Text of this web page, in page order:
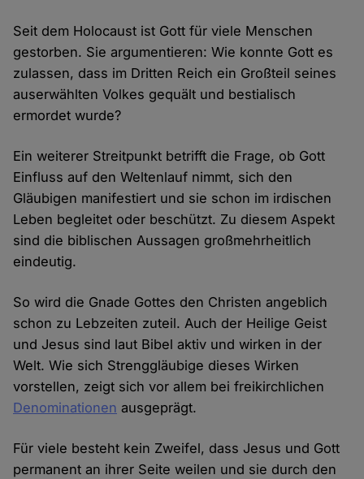
Seit dem Holocaust ist Gott für viele Menschen
gestorben. Sie argumentieren: Wie konnte Gott es
zulassen, dass im Dritten Reich ein Großteil seines
auserwählten Volkes gequält und bestialisch
ermordet wurde?
Ein weiterer Streitpunkt betrifft die Frage, ob Gott
Einfluss auf den Weltenlauf nimmt, sich den
Gläubigen manifestiert und sie schon im irdischen
Leben begleitet oder beschützt. Zu diesem Aspekt
sind die biblischen Aussagen großmehrheitlich
eindeutig.
So wird die Gnade Gottes den Christen angeblich
schon zu Lebzeiten zuteil. Auch der Heilige Geist
und Jesus sind laut Bibel aktiv und wirken in der
Welt. Wie sich Strenggläubige dieses Wirken
vorstellen, zeigt sich vor allem bei freikirchlichen
Denominationen ausgeprägt.
Für viele besteht kein Zweifel, dass Jesus und Gott
permanent an ihrer Seite weilen und sie durch den